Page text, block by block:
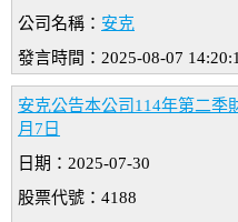
公司名稱： 安克
發言時間：2025-08-07
安克公告本公司114年第二季
月7日
日期：2025-07-30
股票代號：4188